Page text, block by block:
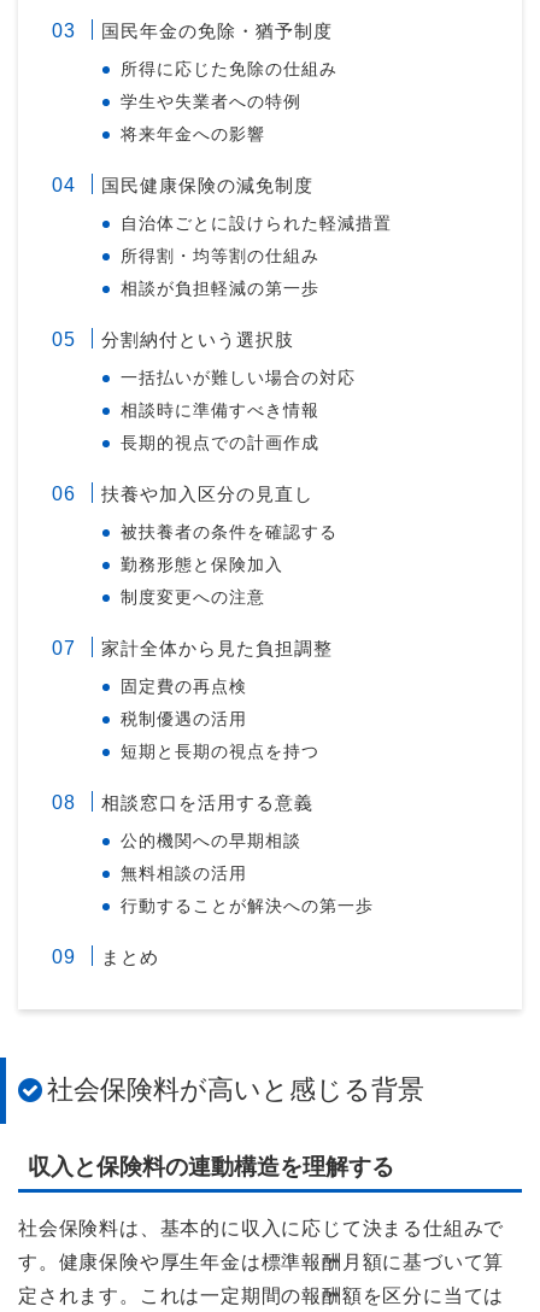
国民年金の免除・猶予制度
所得に応じた免除の仕組み
学生や失業者への特例
将来年金への影響
国民健康保険の減免制度
自治体ごとに設けられた軽減措置
所得割・均等割の仕組み
相談が負担軽減の第一歩
分割納付という選択肢
一括払いが難しい場合の対応
相談時に準備すべき情報
長期的視点での計画作成
扶養や加入区分の見直し
被扶養者の条件を確認する
勤務形態と保険加入
制度変更への注意
家計全体から見た負担調整
固定費の再点検
税制優遇の活用
短期と長期の視点を持つ
相談窓口を活用する意義
公的機関への早期相談
無料相談の活用
行動することが解決への第一歩
まとめ
社会保険料が高いと感じる背景
収入と保険料の連動構造を理解する
社会保険料は、基本的に収入に応じて決まる仕組みで
す。健康保険や厚生年金は標準報酬月額に基づいて算
定されます。これは一定期間の報酬額を区分に当ては